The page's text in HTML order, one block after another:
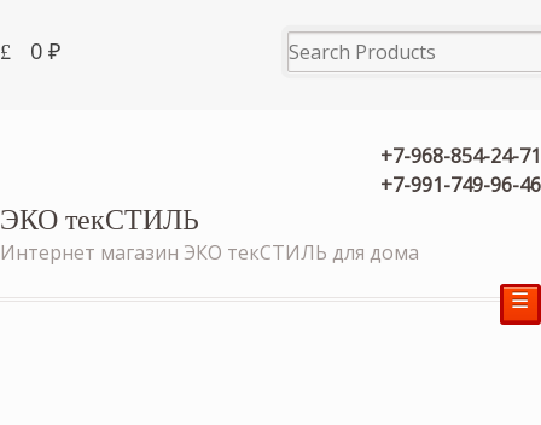
0₽
+7-968-854-24-71
+7-991-749-96-46
ЭКО текСТИЛЬ
Интернет магазин ЭКО текСТИЛЬ для дома
☰